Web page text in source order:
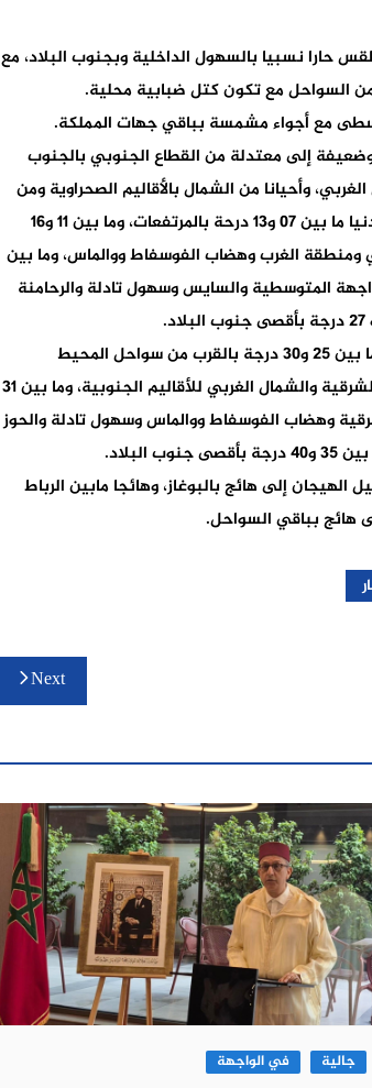
حارا نسبيا بالسهول الداخلية وبجنوب البلاد، مع
السواحل مع تكون كتل ضبابية محلية.
مع أجواء مشمسة بباقي جهات المملكة.
إلى معتدلة من القطاع الجنوبي بالجنوب
وأحيانا من الشمال بالأقاليم الصحراوية ومن
القطاع الشمالي عموما بباقي مناطق. وستتراوح درحات الحرارة الدنيا ما بين 07 و13 درحة بالمرتفعات، وما بين 11 و16
ومنطقة الغرب وهضاب الفوسفاط ووالماس، وما بين
المتوسطية والسايس وسهول تادلة والرحامنة
وستتأرجح درجات الحرارة العليا ما بين 18 و24 درجة بالمرتفعات، وما بين 25 و30 درجة بالقرب من سواحل المحيط
الأطلسي والواجهة المتوسطية، وما بين 28 و33 درجة بالمنطقة الشرقية والشمال الغربي للأقاليم الجنوبية، وما بين 31
وهضاب الفوسفاط ووالماس وسهول تادلة والحوز
إلى هائج بالبوغاز، وهائجا مابين الرباط
هائج بباقي السواحل.
Next
جالية في الواجهة